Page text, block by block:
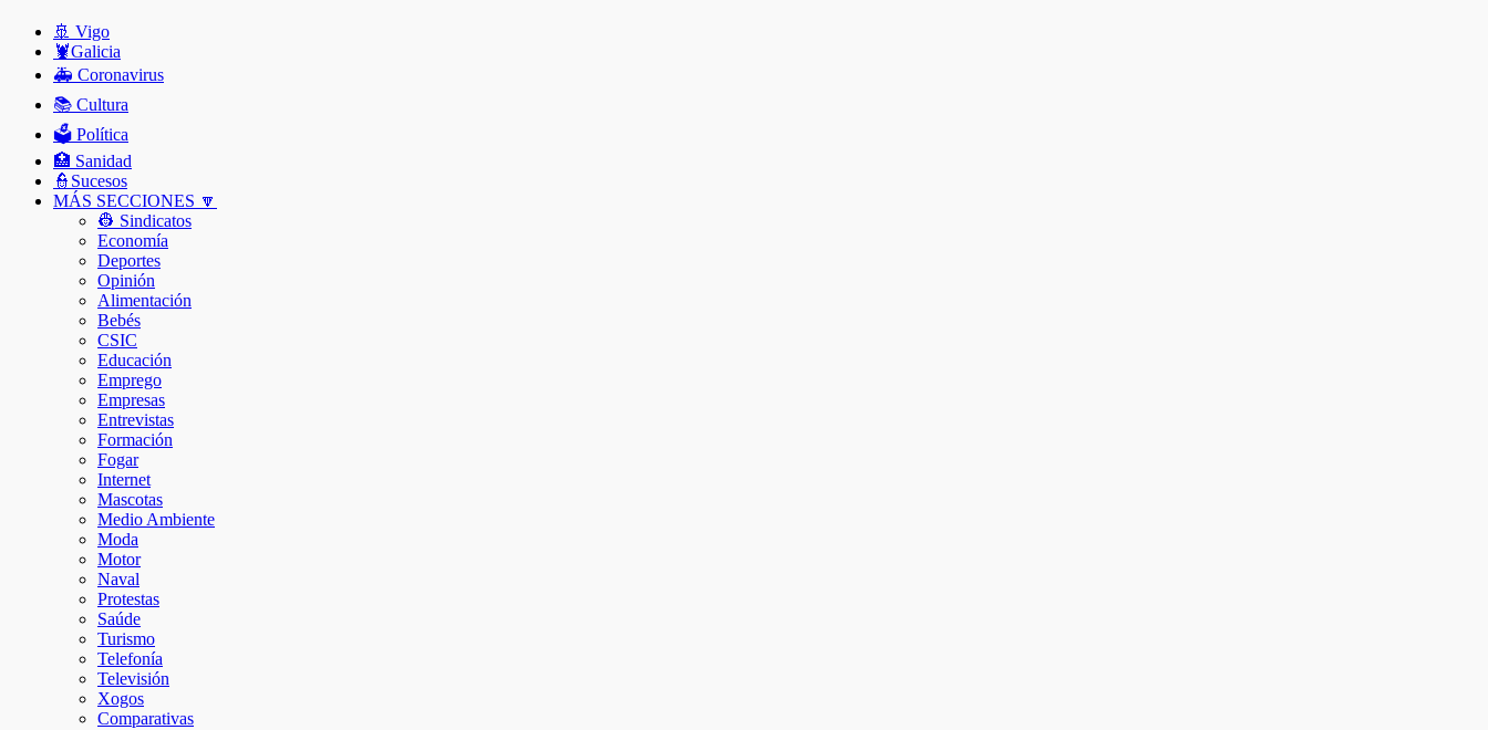
🚢 Vigo
🦞️Galicia
🚑 Coronavirus
📚 Cultura
🗳️ Política
🏥 Sanidad
👮Sucesos
MÁS SECCIONES 🔽
👷 Sindicatos
Economía
Deportes
Opinión
Alimentación
Bebés
CSIC
Educación
Emprego
Empresas
Entrevistas
Formación
Fogar
Internet
Mascotas
Medio Ambiente
Moda
Motor
Naval
Protestas
Saúde
Turismo
Telefonía
Televisión
Xogos
Comparativas